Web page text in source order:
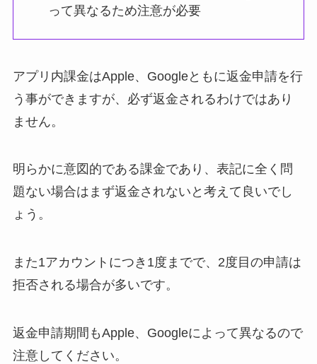
って異なるため注意が必要
アプリ内課金はApple、Googleともに返金申請を行
う事ができますが、必ず返金されるわけではあり
ません。
明らかに意図的である課金であり、表記に全く問
題ない場合はまず返金されないと考えて良いでし
ょう。
また1アカウントにつき1度までで、2度目の申請は
拒否される場合が多いです。
返金申請期間もApple、Googleによって異なるので
注意してください。